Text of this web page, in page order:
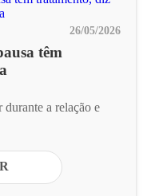
26/05/2026
têm
a relação e